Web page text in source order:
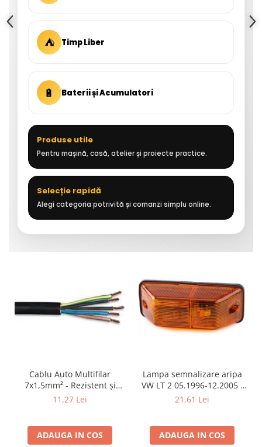
⛺ Timp Liber
🔋 Baterii și Acumulatori
Produse utile
Pentru mașină, casă, atelier și proiecte practice.
Selecție rapidă
Alegi categoria potrivită și comanzi simplu online.
Cablu Auto Multifilar
7x1,5mm² - Rezistent și
Flexibil pentru Remorci 12V-
11,27 Lei
ADAUGA IN COS
Lampa semnalizare aripa
VW LT 2 05.1996-12.2005 ;
Mercedes Sprinter 1995-
Neoplan Euroliner,
Starliner,Centroliner,
21,61 Lei
ADAUGA IN COS